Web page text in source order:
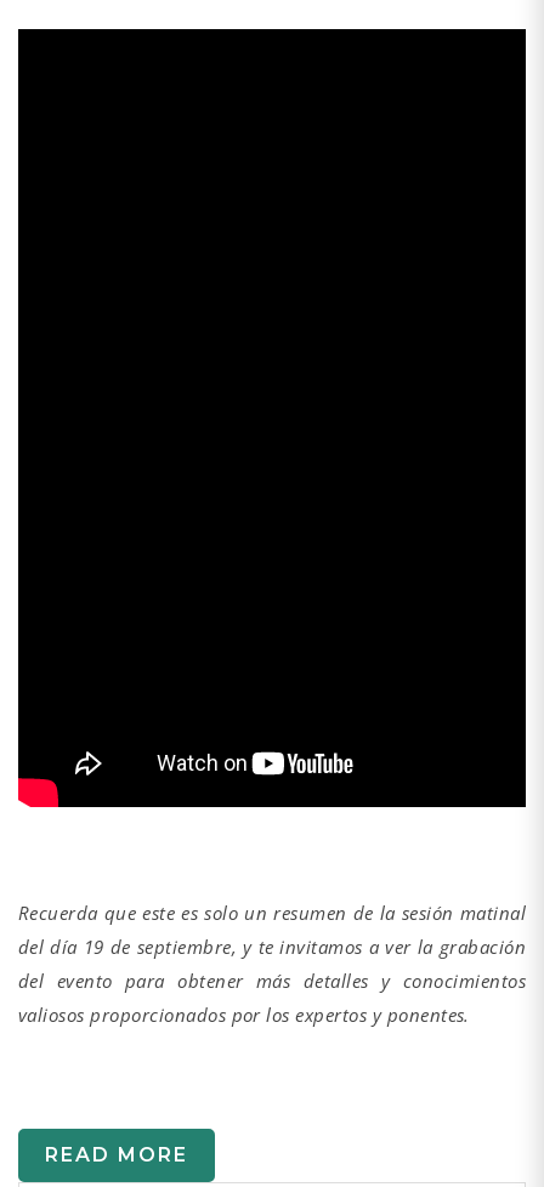
Recuerda que este es solo un resumen de la sesión matinal
del día 19 de septiembre, y te invitamos a ver la grabación
del evento para obtener más detalles y conocimientos
valiosos proporcionados por los expertos y ponentes.
READ MORE